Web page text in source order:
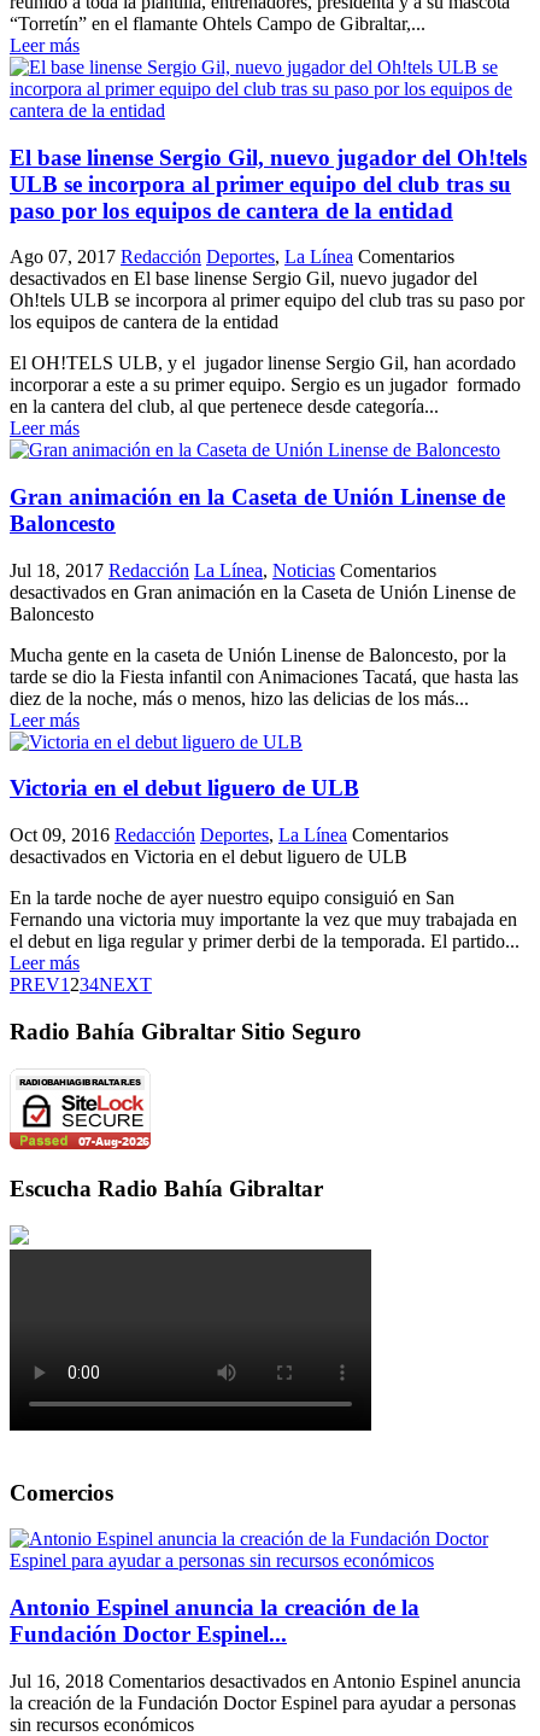
“Torretín” en el flamante Ohtels Campo de Gibraltar,...
Leer más
El base linense Sergio Gil, nuevo jugador del Oh!tels
ULB se incorpora al primer equipo del club tras su
paso por los equipos de cantera de la entidad
Ago 07, 2017 Redacción Deportes, La Línea Comentarios
desactivados en El base linense Sergio Gil, nuevo jugador del
Oh!tels ULB se incorpora al primer equipo del club tras su paso por
los equipos de cantera de la entidad
El OH!TELS ULB, y el jugador linense Sergio Gil, han acordado
incorporar a este a su primer equipo. Sergio es un jugador formado
en la cantera del club, al que pertenece desde categoría...
Leer más
Gran animación en la Caseta de Unión Linense de
Baloncesto
Jul 18, 2017 Redacción La Línea, Noticias Comentarios
desactivados en Gran animación en la Caseta de Unión Linense de
Baloncesto
Mucha gente en la caseta de Unión Linense de Baloncesto, por la
tarde se dio la Fiesta infantil con Animaciones Tacatá, que hasta las
diez de la noche, más o menos, hizo las delicias de los más...
Leer más
Victoria en el debut liguero de ULB
Oct 09, 2016 Redacción Deportes, La Línea Comentarios
desactivados en Victoria en el debut liguero de ULB
En la tarde noche de ayer nuestro equipo consiguió en San
Fernando una victoria muy importante la vez que muy trabajada en
el debut en liga regular y primer derbi de la temporada. El partido...
Leer más
PREV1 234NEXT
Radio Bahía Gibraltar Sitio Seguro
Escucha Radio Bahía Gibraltar
Comercios
Antonio Espinel anuncia la creación de la
Fundación Doctor Espinel...
Jul 16, 2018 Comentarios desactivados en Antonio Espinel anuncia
la creación de la Fundación Doctor Espinel para ayudar a personas
sin recursos económicos